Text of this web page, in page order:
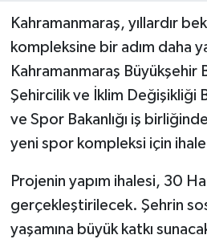
Kahramanmaraş, yıllardır
kompleksine bir adım daha
Kahramanmaraş
Şehircilik ve İklim Değişikliği
ve Spor Bakanlığı iş
yeni spor kompleksi için
Projenin yapım ihalesi, 30
gerçekleştirilecek. Şehrin
yaşamına büyük katkı